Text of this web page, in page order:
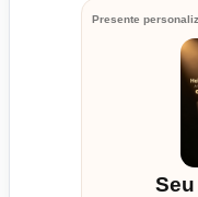
Presente